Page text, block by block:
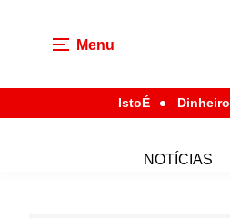
Menu
IstoÉ Dinheiro
NOTÍCIAS